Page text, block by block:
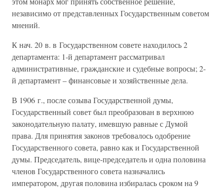
независимо от представленных Государственным советом
мнений.
К нач. 20 в. в Государственном совете находилось 2
департамента: 1-й департамент рассматривал
административные, гражданские и судебные вопросы; 2-
й департамент – финансовые и хозяйственные дела.
В 1906 г., после созыва Государственной думы,
Государственный совет был преобразован в верхнюю
законодательную палату, имевшую равные с Думой
права. Для принятия законов требовалось одобрение
Государственного совета, равно как и Государственной
думы. Председатель, вице-председатель и одна половина
членов Государственного совета назначались
императором, другая половина избиралась сроком на 9